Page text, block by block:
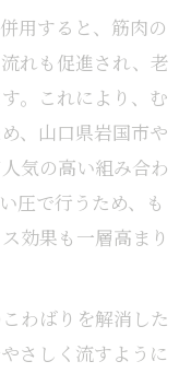
用すると、筋肉の
れも促進され、老
。これにより、む
、山口県岩国市や
気の高い組み合わ
圧で行うため、も
効果も一層高まり
わばりを解消した
さしく流すように